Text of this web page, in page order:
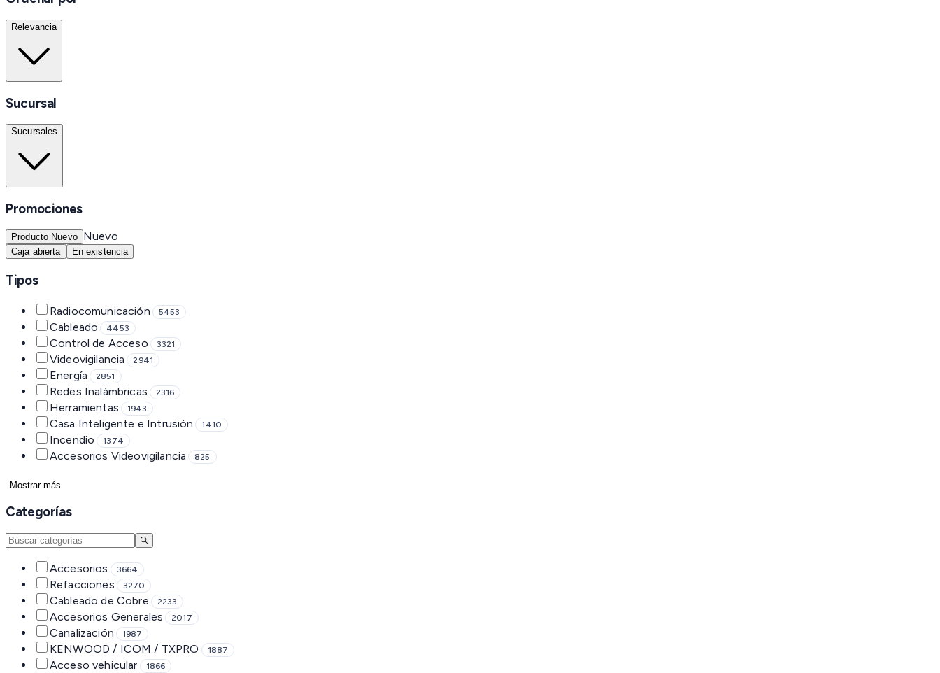
Relevancia
Sucursal
Sucursales
Promociones
Producto Nuevo Nuevo
Caja abierta En existencia
Tipos
Radiocomunicación 5453
Cableado 4453
Control de Acceso 3321
Videovigilancia 2941
Energía 2851
Redes Inalámbricas 2316
Herramientas 1943
Casa Inteligente e Intrusión 1410
Incendio 1374
Accesorios Videovigilancia 825
Mostrar más
Categorías
Accesorios 3664
Refacciones 3270
Cableado de Cobre 2233
Accesorios Generales 2017
Canalización 1987
KENWOOD / ICOM / TXPRO 1887
Acceso vehicular 1866